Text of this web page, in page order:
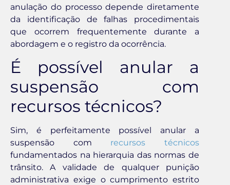
anulação do processo depende diretamente
da identificação de falhas procedimentais
que ocorrem frequentemente durante a
abordagem e o registro da ocorrência.
É possível anular a
suspensão com
recursos técnicos?
Sim, é perfeitamente possível anular a
suspensão com recursos técnicos
fundamentados na hierarquia das normas de
trânsito. A validade de qualquer punição
administrativa exige o cumprimento estrito